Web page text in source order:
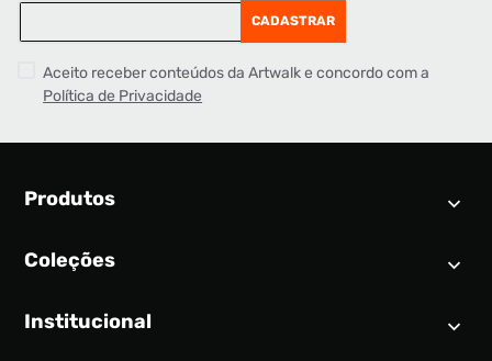
CADASTRAR
Aceito receber conteúdos da Artwalk e concordo com a
Política de Privacidade
Produtos
Calendário SNEAKER
Tênis
Coleções
Air Jordan 1
Institucional